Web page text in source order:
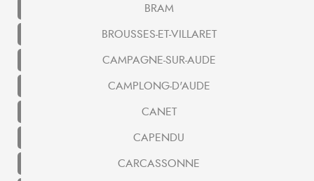
BRAM
BROUSSES-ET-VILLARET
CAMPAGNE-SUR-AUDE
CAMPLONG-D'AUDE
CANET
CAPENDU
CARCASSONNE